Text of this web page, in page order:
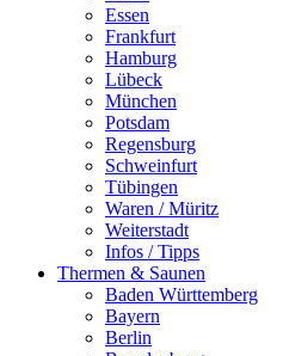
Essen
Frankfurt
Hamburg
Lübeck
München
Potsdam
Regensburg
Schweinfurt
Tübingen
Waren / Müritz
Weiterstadt
Infos / Tipps
Thermen & Saunen
Baden Württemberg
Bayern
Berlin